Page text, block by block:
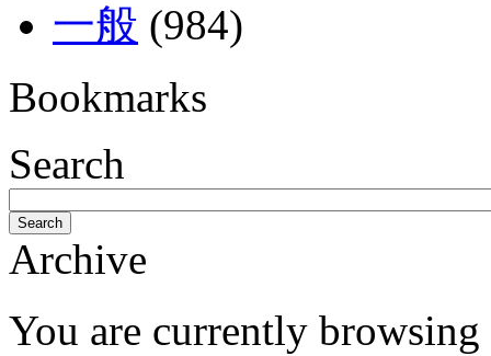
一般 (984)
Bookmarks
Search
Search
Archive
You are currently